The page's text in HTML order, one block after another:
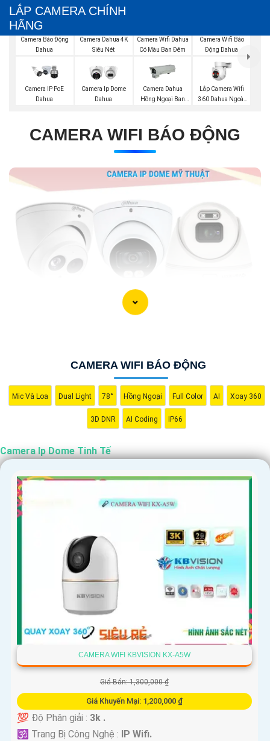
LẮP CAMERA CHÍNH
HÃNG
Camera Báo Động
Dahua
Camera Dahua 4K
Siêu Nét
Camera Wifi Dahua
Có Màu Ban Đêm
Camera Wifi Báo
Động Dahua
Camera IP PoE
Dahua
Camera Ip Dome
Dahua
Camera Dahua
Hồng Ngoại Ban
Lắp Camera Wifi
360 Dahua Ngoài
CAMERA WIFI BÁO ĐỘNG
'
CAMERA WIFI BÁO ĐỘNG
Mic Và Loa Dual Light 78° Hồng Ngoại Full Color AI Xoay 360
3D DNR AI Coding IP66
Camera Ip Dome Tinh Tế
CAMERA WIFI KBVISION KX-A5W
Giá Bán: 1,300,000 ₫
Giá Khuyến Mại: 1,200,000 ₫
💯 Độ Phân giải : 3k .
🕉️ Trang Bị Công Nghệ :
IP Wifi.